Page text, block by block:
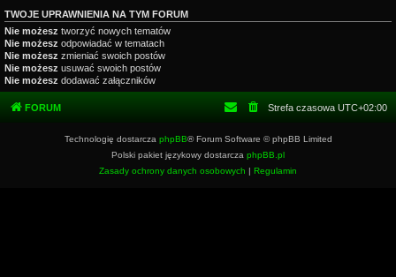
TWOJE UPRAWNIENIA NA TYM FORUM
Nie możesz tworzyć nowych tematów
Nie możesz odpowiadać w tematach
Nie możesz zmieniać swoich postów
Nie możesz usuwać swoich postów
Nie możesz dodawać załączników
FORUM Strefa czasowa UTC+02:00
Technologię dostarcza phpBB® Forum Software © phpBB Limited
Polski pakiet językowy dostarcza phpBB.pl
Zasady ochrony danych osobowych | Regulamin